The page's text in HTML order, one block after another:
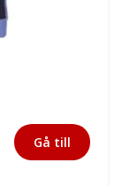
Gå till